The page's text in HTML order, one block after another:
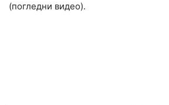
(погледни видео).